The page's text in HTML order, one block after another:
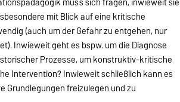
mit Blick auf eine kritische
(auch um der Gefahr zu entgehen, nur
Inwieweit geht es bspw. um die Diagnose
Prozesse, um konstruktiv-kritische
Intervention? Inwieweit schließlich kann es
Grundlegungen freizulegen und zu